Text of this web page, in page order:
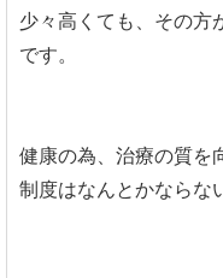
少々高くても、その方
です。
健康の為、治療の質を
制度はなんとかならな